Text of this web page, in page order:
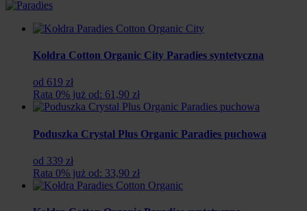
Kołdra Cotton Organic City Paradies syntetyczna
od 619 zł
Rata 0% już od: 61,90 zł
Poduszka Crystal Plus Organic Paradies puchowa
od 339 zł
Rata 0% już od: 33,90 zł